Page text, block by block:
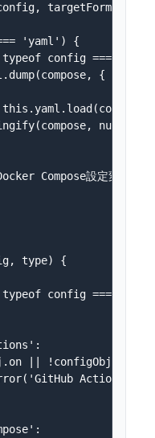
targetFormat) {
'yaml') {
config ===
{
null,
Compose設定変換エ
type) {
config ===
|| !configObj.jobs)
Actions設定に